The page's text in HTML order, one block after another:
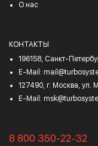
О нас
КОНТАКТЫ
196158, Санкт-
E-Mail:
127490, г. Москва, ул.
E-Mail:
8 800 350-22-32